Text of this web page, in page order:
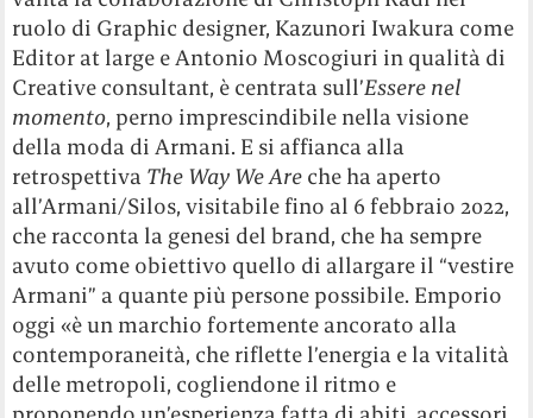
ruolo di Graphic designer, Kazunori Iwakura come
Editor at large e Antonio Moscogiuri in qualità di
Creative consultant, è centrata sull’Essere nel
momento, perno imprescindibile nella visione
della moda di Armani. E si affianca alla
retrospettiva The Way We Are che ha aperto
all’Armani/Silos, visitabile fino al 6 febbraio 2022,
che racconta la genesi del brand, che ha sempre
avuto come obiettivo quello di allargare il “vestire
Armani” a quante più persone possibile. Emporio
oggi «è un marchio fortemente ancorato alla
contemporaneità, che riflette l’energia e la vitalità
delle metropoli, cogliendone il ritmo e